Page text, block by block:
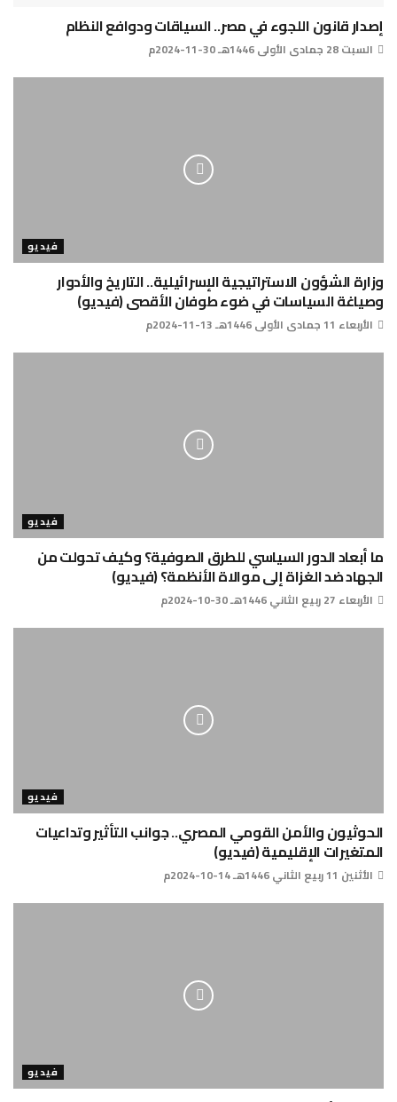
إصدار قانون اللجوء في مصر.. السياقات ودوافع النظام
السبت 28 جمادى الأولى 1446هـ 30-11-2024م
فيديو
وزارة الشؤون الاستراتيجية الإسرائيلية.. التاريخ والأدوار
وصياغة السياسات في ضوء طوفان الأقصى (فيديو)
الأربعاء 11 جمادى الأولى 1446هـ 13-11-2024م
فيديو
ما أبعاد الدور السياسي للطرق الصوفية؟ وكيف تحولت من
الجهاد ضد الغزاة إلى موالاة الأنظمة؟ (فيديو)
الأربعاء 27 ربيع الثاني 1446هـ 30-10-2024م
فيديو
الحوثيون والأمن القومي المصري.. جوانب التأثير وتداعيات
المتغيرات الإقليمية (فيديو)
الأثنين 11 ربيع الثاني 1446هـ 14-10-2024م
فيديو